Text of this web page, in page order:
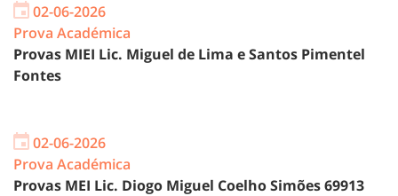
02-06-2026
Prova Académica
Provas MIEI Lic. Miguel de Lima e Santos Pimentel
Fontes
02-06-2026
Prova Académica
Provas MEI Lic. Diogo Miguel Coelho Simões 69913